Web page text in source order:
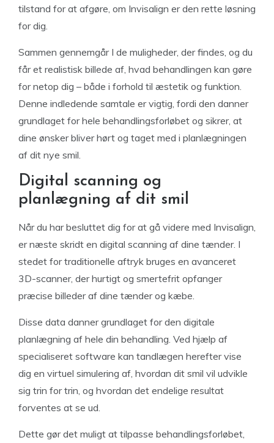
tilstand for at afgøre, om Invisalign er den rette løsning
for dig.
Sammen gennemgår I de muligheder, der findes, og du
får et realistisk billede af, hvad behandlingen kan gøre
for netop dig – både i forhold til æstetik og funktion.
Denne indledende samtale er vigtig, fordi den danner
grundlaget for hele behandlingsforløbet og sikrer, at
dine ønsker bliver hørt og taget med i planlægningen
af dit nye smil.
Digital scanning og
planlægning af dit smil
Når du har besluttet dig for at gå videre med Invisalign,
er næste skridt en digital scanning af dine tænder. I
stedet for traditionelle aftryk bruges en avanceret
3D-scanner, der hurtigt og smertefrit opfanger
præcise billeder af dine tænder og kæbe.
Disse data danner grundlaget for den digitale
planlægning af hele din behandling. Ved hjælp af
specialiseret software kan tandlægen herefter vise
dig en virtuel simulering af, hvordan dit smil vil udvikle
sig trin for trin, og hvordan det endelige resultat
forventes at se ud.
Dette gør det muligt at tilpasse behandlingsforløbet,